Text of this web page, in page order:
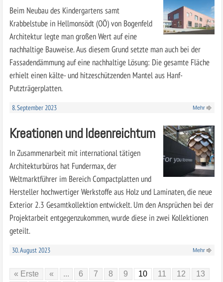
Beim Neubau des Kindergartens samt
Krabbelstube in Hellmonsödt (OÖ) von Bogenfeld
Architektur legte man großen Wert auf eine
nachhaltige Bauweise. Aus diesem Grund setzte man auch bei der
Fassadendämmung auf eine nachhaltige Lösung: Die gesamte Fläche
erhielt einen kälte- und hitzeschützenden Mantel aus Hanf-
Putzträgerplatten.
8. September 2023 Mehr
Kreationen und Ideenreichtum
In Zusammenarbeit mit international tätigen
Architekturbüros hat Fundermax, der
Weltmarktführer im Bereich Compactplatten und
Hersteller hochwertiger Werkstoffe aus Holz und Laminaten, die neue
Exterior 2.3 Gesamtkollektion entwickelt. Um den Ansprüchen bei der
Projektarbeit entgegenzukommen, wurde diese in zwei Kollektionen
geteilt.
30. August 2023 Mehr
« Erste « ... 6 7 8 9 10 11 12
13